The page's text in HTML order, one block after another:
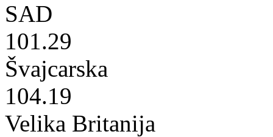
SAD
101.29
Švajcarska
104.19
Velika Britanija